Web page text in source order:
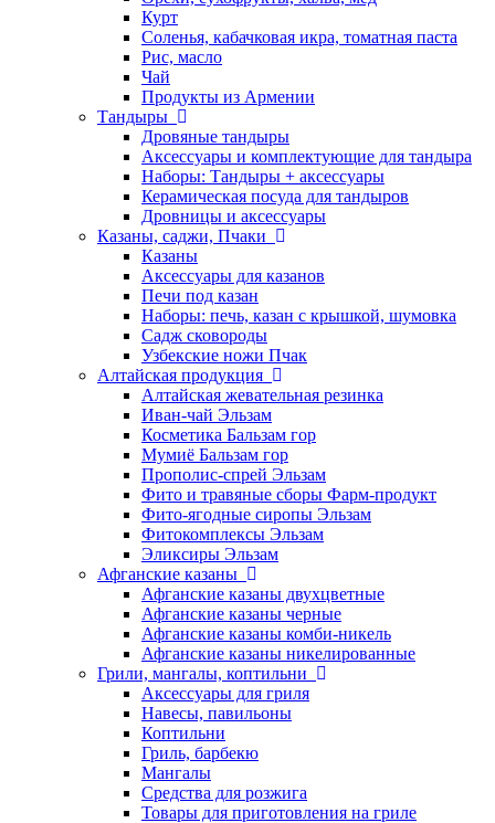
Курт
Соленья, кабачковая икра, томатная паста
Рис, масло
Чай
Продукты из Армении
Тандыры
Дровяные тандыры
Аксессуары и комплектующие для тандыра
Наборы: Тандыры + аксессуары
Керамическая посуда для тандыров
Дровницы и аксессуары
Казаны, саджи, Пчаки
Казаны
Аксессуары для казанов
Печи под казан
Наборы: печь, казан с крышкой, шумовка
Садж сковороды
Узбекские ножи Пчак
Алтайская продукция
Алтайская жевательная резинка
Иван-чай Эльзам
Косметика Бальзам гор
Мумиё Бальзам гор
Прополис-спрей Эльзам
Фито и травяные сборы Фарм-продукт
Фито-ягодные сиропы Эльзам
Фитокомплексы Эльзам
Эликсиры Эльзам
Афганские казаны
Афганские казаны двухцветные
Афганские казаны черные
Афганские казаны комби-никель
Афганские казаны никелированные
Грили, мангалы, коптильни
Аксессуары для гриля
Навесы, павильоны
Коптильни
Гриль, барбекю
Мангалы
Средства для розжига
Товары для приготовления на гриле